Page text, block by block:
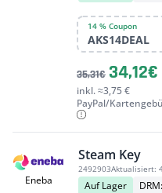
14 % Coupon
AKS14DEAL
35,31€ 34,12€
inkl. ≈3,75 €
PayPal/
Eneba
Steam Key
2492903Aktualisiert:
Auf Lager